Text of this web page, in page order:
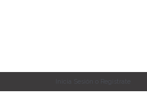
Inicia Sesión o Registrate